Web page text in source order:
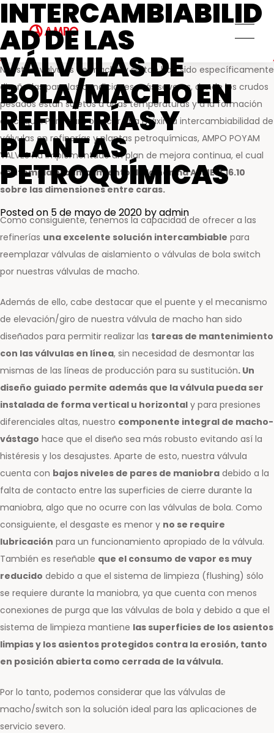
AMPO SERVICE
Servicios MRO
Soluciones de ingeniería a medida
Servicio de repuestos
Servicios de ingeniería de campo
Servicios de formación
Servicios de mantenimiento
preventivo y predictivo
Centros de reparación y
mantenimiento
AMPO FOUNDRY
Personas
Ética y transparencia
Compromiso social
INTERCAMBIABILID
AD DE LAS
VÁLVULAS DE
BOLA/MACHO EN
REFINERÍAS Y
PLANTAS
PETROQUÍMICAS
Posted on 5 de mayo de 2020 byadmin
Nuestras válvulas de macho y switch han sido específicamente
diseñadas para las condiciones más severas, donde los crudos
pesados están sujetos a altas temperaturas y a la formación
de coque. Pero para ofrecer una máxima intercambiabilidad de
válvulas en refinerías y plantas petroquímicas, AMPO POYAM
VALVES ha implementado un plan de mejora continua, el cual
contempla el cumplimiento de la norma ASME B.16.10
sobre las dimensiones entre caras.
Como consiguiente, tenemos la capacidad de ofrecer a las
refinerías una excelente solución intercambiable para
reemplazar válvulas de aislamiento o válvulas de bola switch
por nuestras válvulas de macho.
Además de ello, cabe destacar que el puente y el mecanismo
de elevación/giro de nuestra válvula de macho han sido
diseñados para permitir realizar las tareas de mantenimiento
con las válvulas en línea, sin necesidad de desmontar las
mismas de las líneas de producción para su sustitución. Un
diseño guiado permite además que la válvula pueda ser
instalada de forma vertical u horizontal y para presiones
diferenciales altas, nuestro componente integral de macho-
vástago hace que el diseño sea más robusto evitando así la
histéresis y los desajustes. Aparte de esto, nuestra válvula
cuenta con bajos niveles de pares de maniobra debido a la
falta de contacto entre las superficies de cierre durante la
maniobra, algo que no ocurre con las válvulas de bola. Como
consiguiente, el desgaste es menor y no se require
lubricación para un funcionamiento apropiado de la válvula.
También es reseñable que el consumo de vapor es muy
reducido debido a que el sistema de limpieza (flushing) sólo
se requiere durante la maniobra, ya que cuenta con menos
conexiones de purga que las válvulas de bola y debido a que el
sistema de limpieza mantiene las superficies de los asientos
limpias y los asientos protegidos contra la erosión, tanto
en posición abierta como cerrada de la válvula.
Por lo tanto, podemos considerar que las válvulas de
macho/switch son la solución ideal para las aplicaciones de
servicio severo.